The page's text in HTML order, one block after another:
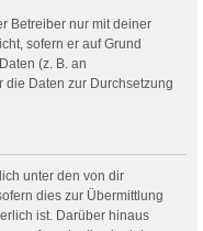
Betreiber nur mit deiner
sofern er auf Grund
(z. B. an
die Daten zur Durchsetzung
unter den von dir
dies zur Übermittlung
ist. Darüber hinaus